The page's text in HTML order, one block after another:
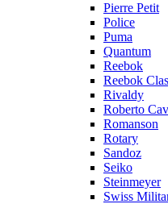
Pierre Petit
Police
Puma
Quantum
Reebok
Reebok
Rivaldy
Roberto
Romanson
Rotary
Sandoz
Seiko
Steinmeyer
Swiss